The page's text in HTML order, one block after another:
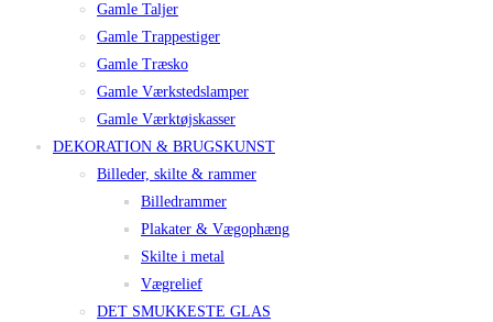
Gamle Taljer
Gamle Trappestiger
Gamle Træsko
Gamle Værkstedslamper
Gamle Værktøjskasser
DEKORATION & BRUGSKUNST
Billeder, skilte & rammer
Billedrammer
Plakater & Vægophæng
Skilte i metal
Vægrelief
DET SMUKKESTE GLAS